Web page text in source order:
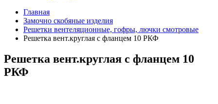
Главная
Замочно скобяные изделия
Решетки вентеляционные, гофры, лючки смотровые
Решетка вент.круглая с фланцем 10 РКФ
Решетка вент.круглая с фланцем 10
РКФ